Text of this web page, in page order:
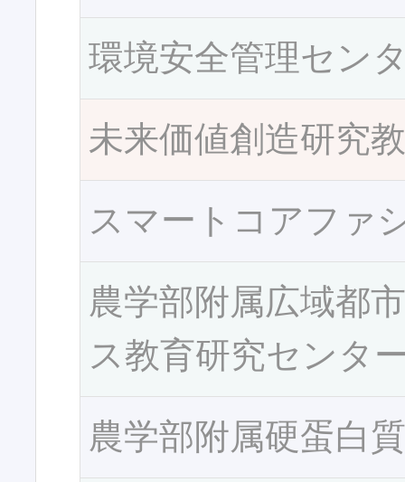
環境安全管理セン
未来価値創造研究
スマートコアファ
農学部附属広域都
ス教育研究センタ
農学部附属硬蛋白